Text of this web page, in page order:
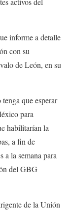
informe a detalle
con su
de León, en su
que esperar
para
habilitarían la
a fin de
a la semana para
del GBG
de la Unión